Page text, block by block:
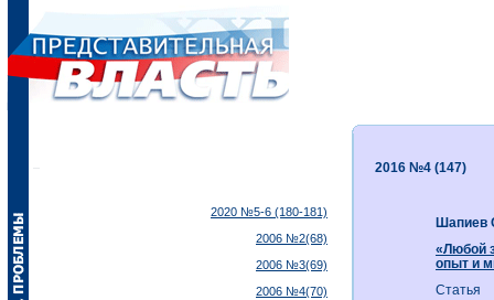
2020 №5-6 (180-181)
2006 №2(68)
2006 №3(69)
2006 №4(70)
2016 №4 (147)
Шапиев
«Любой
опыт и
Статья